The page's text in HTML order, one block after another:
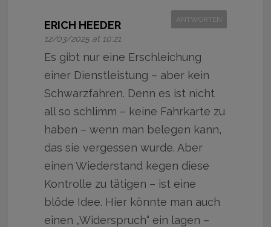
ERICH HEEDER
12/03/2025 at 10:21
ANTWORTEN
Es gibt nur eine Erschleichung
einer Dienstleistung – aber kein
Schwarzfahren. Denn es ist nicht
all so schlimm – keine Fahrkarte zu
haben – wenn man belegen kann,
das sie vergessen wurde. Aber
einen Wiederstand kegen diese
Kontrolle zu tätigen – ist eine
blöde Idee. Hier könnte man auch
einen „Widerspruch“ ein lagen –